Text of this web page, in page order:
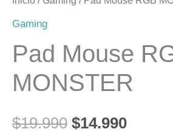
Gaming
Pad Mouse
MONSTER
$19.990 $14.990